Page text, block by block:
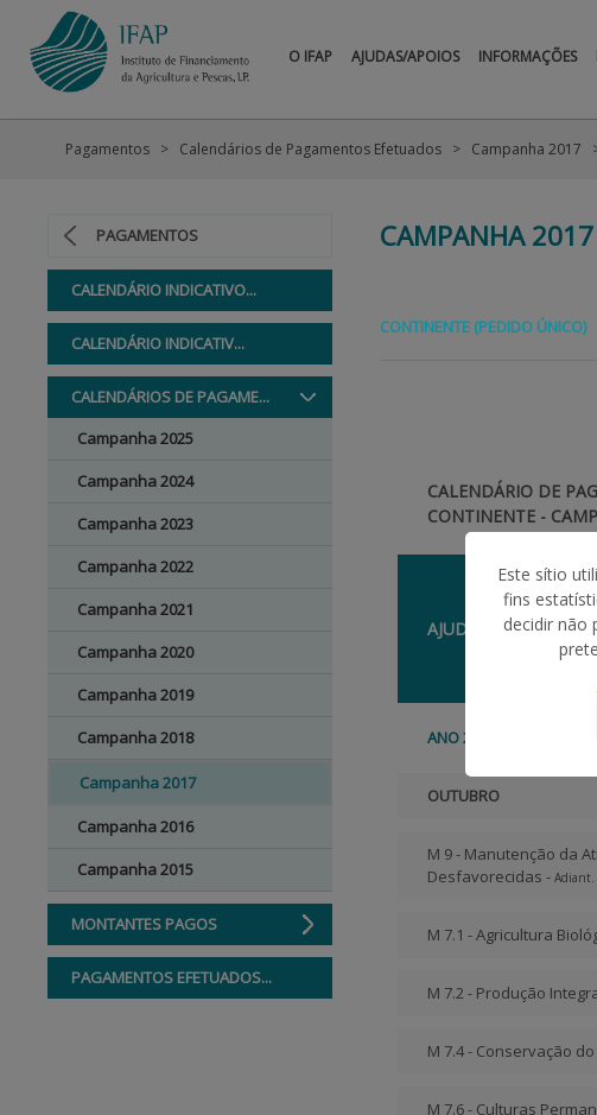
O IFAP AJUDAS/APOIOS INFORMAÇÕES
PAGAMENTOS
CALENDÁRIO INDICATIVO...
CALENDÁRIO INDICATIV...
CALENDÁRIOS DE PAGAME...
Campanha 2025
Campanha 2024
Campanha 2023
Campanha 2022
Campanha 2021
Campanha 2020
Campanha 2019
Campanha 2018
Campanha 2017
Campanha 2016
Campanha 2015
MONTANTES PAGOS
PAGAMENTOS EFETUADOS...
Pagamentos Calendários de Pagamentos Efetuados Campanha 2017
CAMPANHA 2017
CONTINENTE (PEDIDO ÚNICO)
CALENDÁRIO DE
CONTINENTE -
AJUDA
ANO 2017
OUTUBRO
M 9 - Manutenção da
Desfavorecidas - Adiant.
M 7.1 - Agricultura
M 7.2 - Produção
M 7.4 - Conservação
M 7.6 - Culturas
Este sítio
fins
decidir não